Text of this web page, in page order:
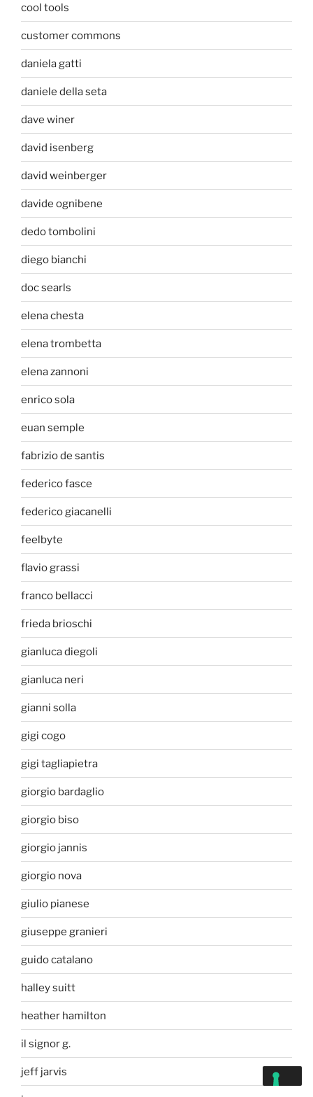
cool tools
customer commons
daniela gatti
daniele della seta
dave winer
david isenberg
david weinberger
davide ognibene
dedo tombolini
diego bianchi
doc searls
elena chesta
elena trombetta
elena zannoni
enrico sola
euan semple
fabrizio de santis
federico fasce
federico giacanelli
feelbyte
flavio grassi
franco bellacci
frieda brioschi
gianluca diegoli
gianluca neri
gianni solla
gigi cogo
gigi tagliapietra
giorgio bardaglio
giorgio biso
giorgio jannis
giorgio nova
giulio pianese
giuseppe granieri
guido catalano
halley suitt
heather hamilton
il signor g.
jeff jarvis